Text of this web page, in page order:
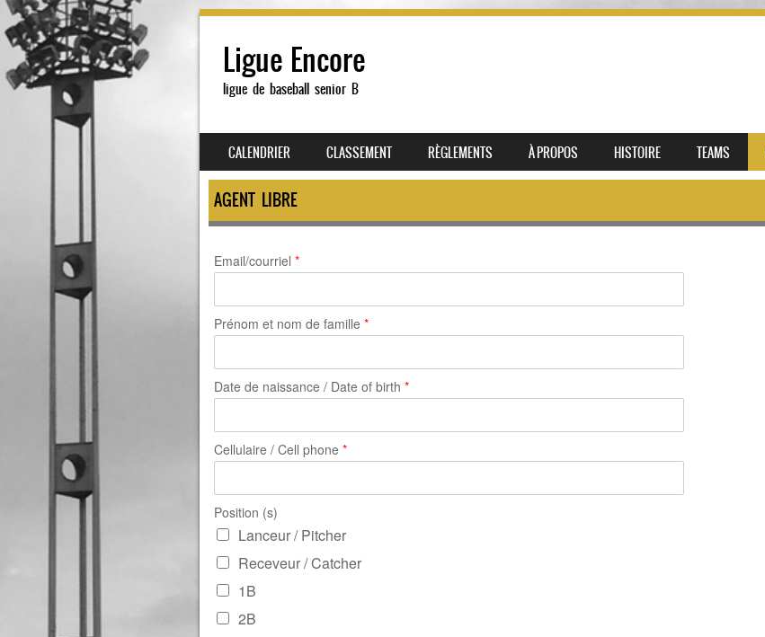
Ligue Encore
ligue de baseball senior B
MENU
SKIP TO CONTENT
CALENDRIER CLASSEMENT RÈGLEMENTS À PROPOS HISTOIRE TEAMS
AGENT LIBRE
Email/courriel *
Prénom et nom de famille *
Date de naissance / Date of birth *
Cellulaire / Cell phone *
Position (s)
Lanceur / Pitcher
Receveur / Catcher
1B
2B